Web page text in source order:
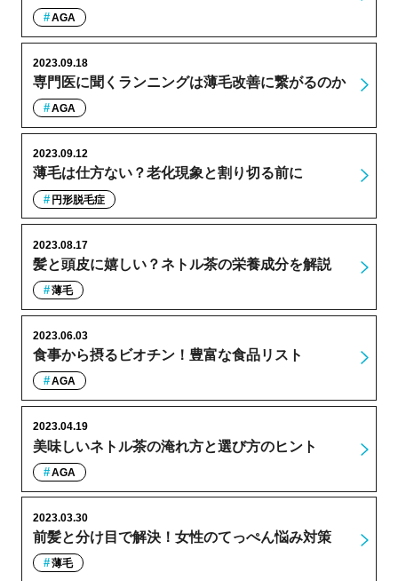
AGA
専門医に聞くランニングは薄毛改善に繋がるのか
2023.09.18
AGA
薄毛は仕方ない？老化現象と割り切る前に
2023.09.12
円形脱毛症
髪と頭皮に嬉しい？ネトル茶の栄養成分を解説
2023.08.17
薄毛
食事から摂るビオチン！豊富な食品リスト
2023.06.03
AGA
美味しいネトル茶の淹れ方と選び方のヒント
2023.04.19
AGA
前髪と分け目で解決！女性のてっぺん悩み対策
2023.03.30
薄毛